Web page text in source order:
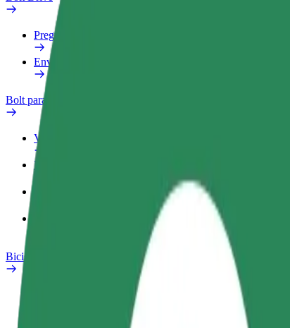
Preguntas frecuentes
Enviar aviso sobre un vehículo
Bolt para empresas
Ventajas
Perfil de trabajo
Bicis
Informar de un problema